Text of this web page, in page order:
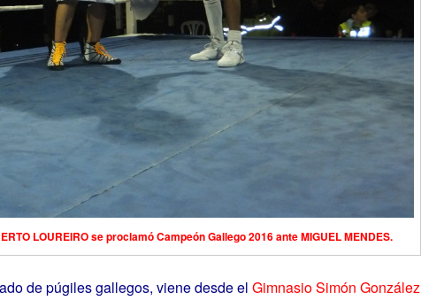
LOUREIRO se proclamó Campeón Gallego 2016 ante MIGUEL MENDES.
de púgiles gallegos, viene desde el Gimnasio Simón González